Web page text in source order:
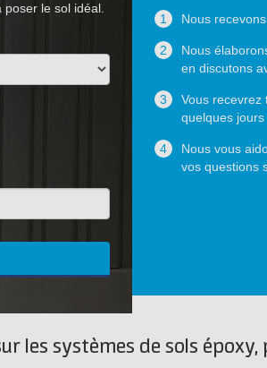
le sol idéal.
1 Nous
2
Nous
en discutons
3
Vous recevrez
quelques jours
4
Nous vous
vos questions
les systèmes de sols